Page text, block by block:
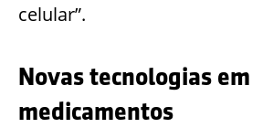
celular”.
Novas tecnologias em
medicamentos